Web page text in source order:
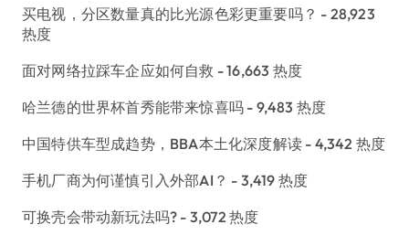
买电视，分区数量真的比光源色彩更重要吗？ - 28,923
热度
面对网络拉踩车企应如何自救 - 16,663 热度
哈兰德的世界杯首秀能带来惊喜吗 - 9,483 热度
中国特供车型成趋势，BBA本土化深度解读 - 4,342 热度
手机厂商为何谨慎引入外部AI？ - 3,419 热度
可换壳会带动新玩法吗? - 3,072 热度